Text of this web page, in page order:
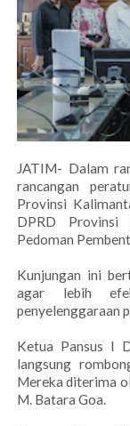
JATIM- Dalam
rancangan
Provinsi
DPRD
Pedoman
Kunjungan ini
agar lebih
penyelenggaraan
Ketua Pansus I
langsung
Mereka diterima
M. Batara Goa.